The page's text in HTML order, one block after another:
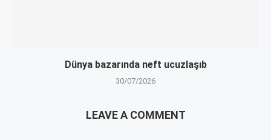
Dünya bazarında neft ucuzlaşıb
30/07/2026
LEAVE A COMMENT